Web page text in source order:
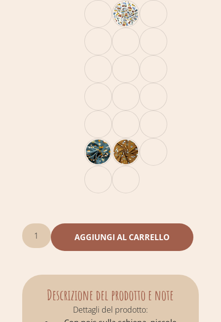
AGGIUNGI AL CARRELLO
Descrizione del prodotto e note
Dettagli del prodotto: